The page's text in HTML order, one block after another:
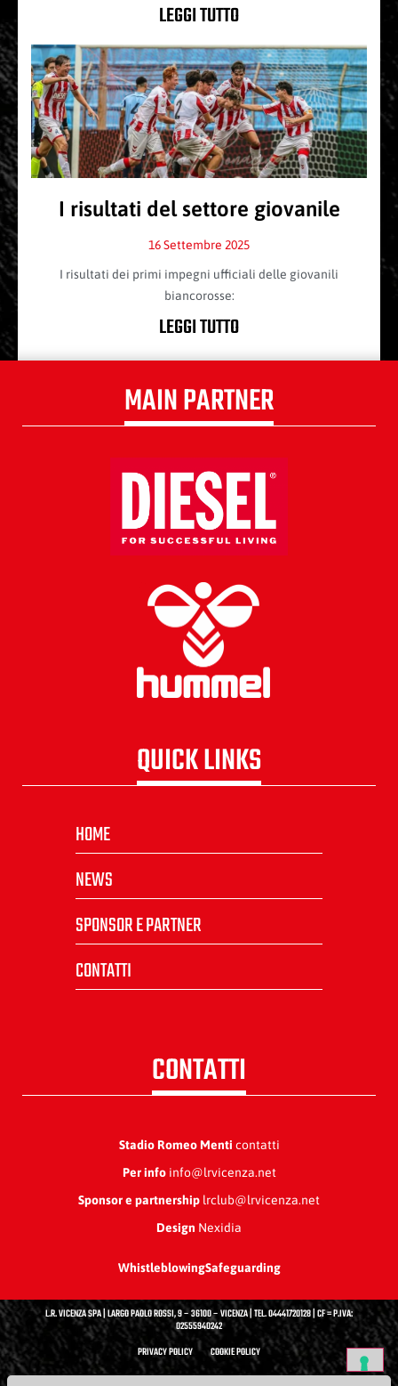
LEGGI TUTTO
I risultati del settore giovanile
16 Settembre 2025
I risultati dei primi impegni ufficiali delle giovanili
biancorosse:
LEGGI TUTTO
MAIN PARTNER
QUICK LINKS
HOME
NEWS
SPONSOR E PARTNER
CONTATTI
CONTATTI
Stadio Romeo Menti contatti
Per infoinfo@lrvicenza.net
Sponsor e partnership lrclub@lrvicenza.net
Design Nexidia
WhistleblowingSafeguarding
L.R. VICENZA SPA | LARGO PAOLO ROSSI, 9 – 36100 – VICENZA | TEL. 04441720128 | CF = P.IVA:
02555940242
PRIVACY POLICY
COOKIE POLICY